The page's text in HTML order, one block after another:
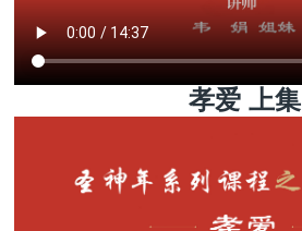
孝爱 上集